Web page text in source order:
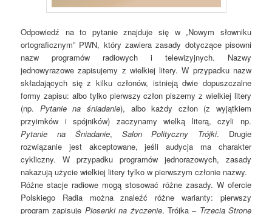
Odpowiedź na to pytanie znajduje się w „Nowym słowniku
ortograficznym” PWN, który zawiera zasady dotyczące pisowni
nazw programów radiowych i telewizyjnych. Nazwy
jednowyrazowe zapisujemy z wielkiej litery. W przypadku nazw
składających się z kilku członów, istnieją dwie dopuszczalne
formy zapisu: albo tylko pierwszy człon piszemy z wielkiej litery
(np. Pytanie na śniadanie), albo każdy człon (z wyjątkiem
przyimków i spójników) zaczynamy wielką literą, czyli np.
Pytanie na Śniadanie, Salon Polityczny Trójki. Drugie
rozwiązanie jest akceptowane, jeśli audycja ma charakter
cykliczny. W przypadku programów jednorazowych, zasady
nakazują użycie wielkiej litery tylko w pierwszym członie nazwy.
Różne stacje radiowe mogą stosować różne zasady. W ofercie
Polskiego Radia można znaleźć różne warianty: pierwszy
program zapisuje Piosenki na życzenie, Trójka – Trzecią Stronę